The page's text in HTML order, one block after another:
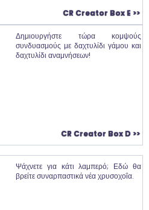
CR Creator Box E >>
Δημιουργήστε τώρα κομψούς
συνδυασμούς με δαχτυλίδι γάμου και
δαχτυλίδι αναμνήσεων!
CR Creator Box D >>
Ψάχνετε για κάτι λαμπερό; Εδώ θα
βρείτε συναρπαστικά νέα χρυσοχοΐα.